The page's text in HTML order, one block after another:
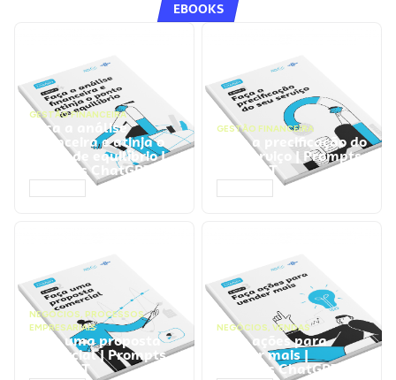
EBOOKS
GESTÃO FINANCEIRA
Faça a análise
financeira e atinja o
ponto de equilíbrio |
Prompts ChatGPT
GESTÃO FINANCEIRA
Faça a precificação do
seu serviço | Prompts
ChatGPT
NEGÓCIOS, PROCESSOS
EMPRESARIAIS
Faça uma proposta
comercial | Prompts
ChatGPT
NEGÓCIOS, VENDAS
Faça ações para
vender mais |
Prompts ChatGPT